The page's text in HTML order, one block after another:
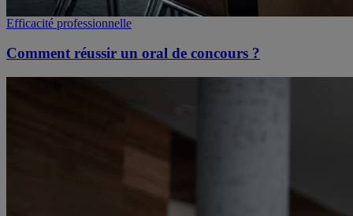
Efficacité professionnelle
Comment réussir un oral de concours ?